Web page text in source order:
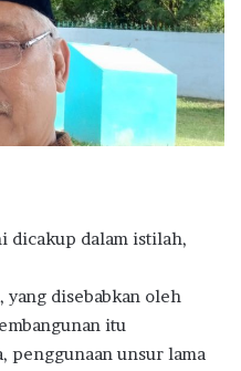
dicakup dalam istilah,
yang disebabkan oleh
itu
penggunaan unsur lama